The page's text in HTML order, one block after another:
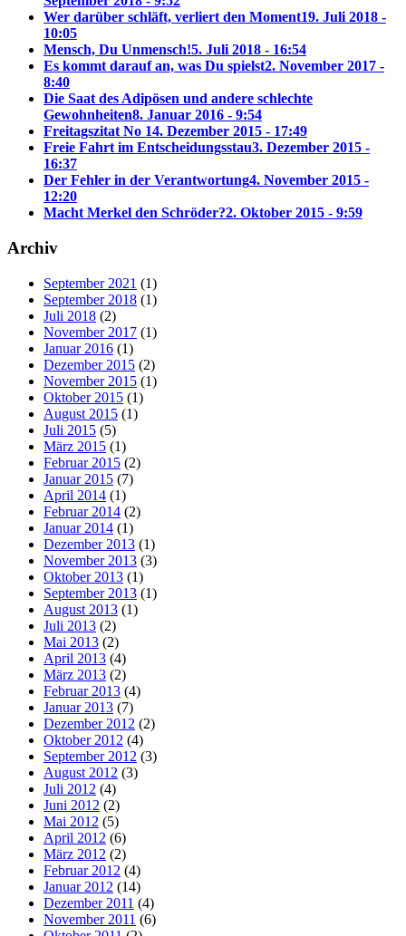
Wer darüber schläft, verliert den Moment19. Juli 2018 -
10:05
Mensch, Du Unmensch!5. Juli 2018 - 16:54
Es kommt darauf an, was Du spielst2. November 2017 -
8:40
Die Saat des Adipösen und andere schlechte
Gewohnheiten8. Januar 2016 - 9:54
Freitagszitat No 14. Dezember 2015 - 17:49
Freie Fahrt im Entscheidungsstau3. Dezember 2015 -
16:37
Der Fehler in der Verantwortung4. November 2015 -
12:20
Macht Merkel den Schröder?2. Oktober 2015 - 9:59
Archiv
September 2021 (1)
September 2018 (1)
Juli 2018 (2)
November 2017 (1)
Januar 2016 (1)
Dezember 2015 (2)
November 2015 (1)
Oktober 2015 (1)
August 2015 (1)
Juli 2015 (5)
März 2015 (1)
Februar 2015 (2)
Januar 2015 (7)
April 2014 (1)
Februar 2014 (2)
Januar 2014 (1)
Dezember 2013 (1)
November 2013 (3)
Oktober 2013 (1)
September 2013 (1)
August 2013 (1)
Juli 2013 (2)
Mai 2013 (2)
April 2013 (4)
März 2013 (2)
Februar 2013 (4)
Januar 2013 (7)
Dezember 2012 (2)
Oktober 2012 (4)
September 2012 (3)
August 2012 (3)
Juli 2012 (4)
Juni 2012 (2)
Mai 2012 (5)
April 2012 (6)
März 2012 (2)
Februar 2012 (4)
Januar 2012 (14)
Dezember 2011 (4)
November 2011 (6)